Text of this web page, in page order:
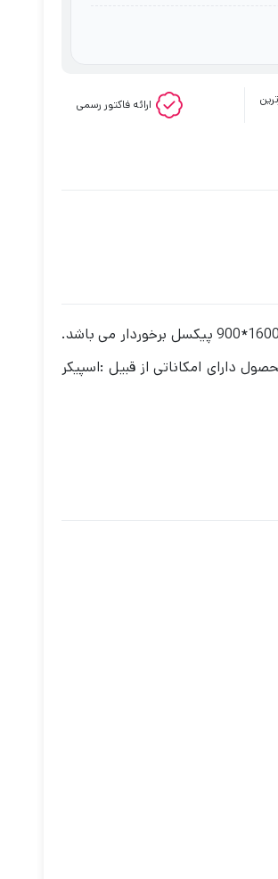
ارائه فاکتور رسمی
این محصول دارای امکاناتی از قبیل :اسپیکر